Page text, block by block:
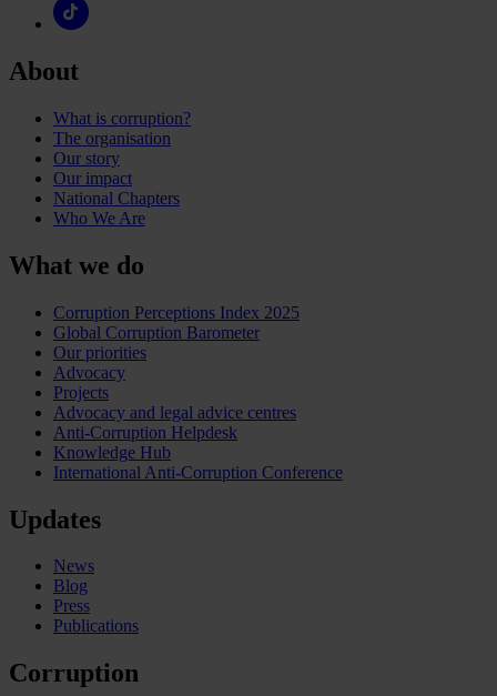
About
What is corruption?
The organisation
Our story
Our impact
National Chapters
Who We Are
What we do
Corruption Perceptions Index 2025
Global Corruption Barometer
Our priorities
Advocacy
Projects
Advocacy and legal advice centres
Anti-Corruption Helpdesk
Knowledge Hub
International Anti-Corruption Conference
Updates
News
Blog
Press
Publications
Corruption